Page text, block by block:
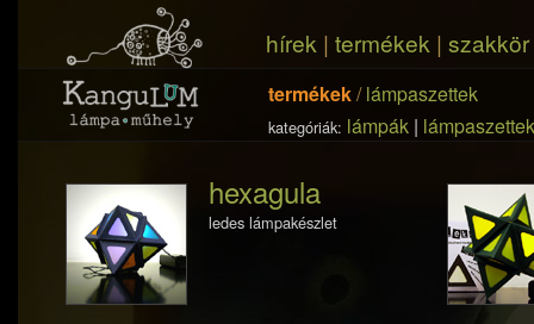
hírek | termékek | szakkör
termékek/lámpaszettek
kategóriák: lámpák | lámpaszettek
hexagula
ledes lámpakészlet